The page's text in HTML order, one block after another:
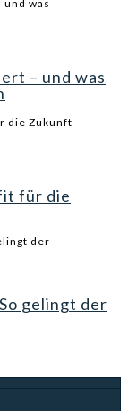
– und was
für die
gelingt der